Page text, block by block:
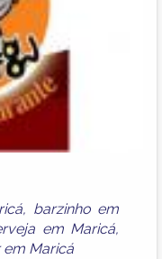
, barzinho em
em Maricá,
Maricá